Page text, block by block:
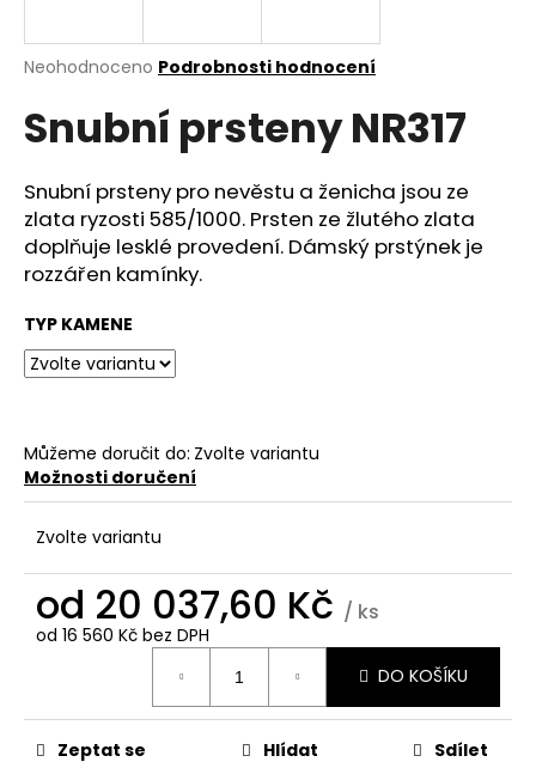
Průměrné
produktu
je
z
5
hvězdiček.
Neohodnoceno Podrobnosti hodnocení
Snubní prsteny NR317
Snubní prsteny pro nevěstu a ženicha jsou ze
zlata ryzosti 585/1000. Prsten ze žlutého zlata
doplňuje lesklé provedení. Dámský prstýnek je
rozzářen kamínky.
TYP KAMENE
Můžeme doručit do: Zvolte variantu
Možnosti doručení
Zvolte variantu
od 20 037,60 Kč / ks
od 16 560 Kč bez DPH
DO KOŠÍKU
Zeptat se Hlídat Sdílet
j
t
?
D
o
r
u
č
u
e
m